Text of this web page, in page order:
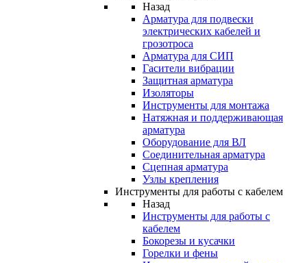
Назад
Арматура для подвески
электрических кабелей и
грозотроса
Арматура для СИП
Гасители вибрации
Защитная арматура
Изоляторы
Инструменты для монтажа
Натяжная и поддерживающая
арматура
Оборудование для ВЛ
Соединительная арматура
Сцепная арматура
Узлы крепления
Инструменты для работы с кабелем
Назад
Инструменты для работы с
кабелем
Бокорезы и кусачки
Горелки и фены